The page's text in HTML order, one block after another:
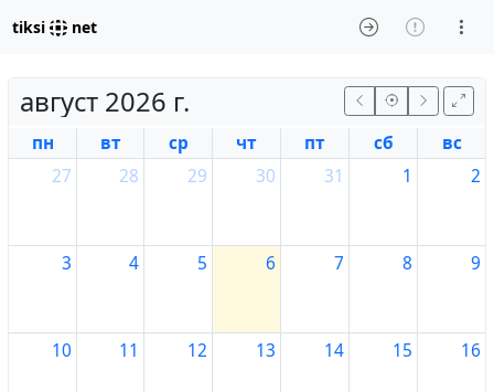
tiksi net
август 2026 г.
пн вт ср чт пт сб
вс
27
28 29 30 31 1 2
3 4 5 6 7 8 9
10 11 12 13 14 15 16